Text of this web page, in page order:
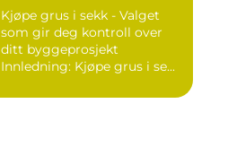
Kjøpe grus i sekk - Valget
som gir deg kontroll over
ditt byggeprosjekt
Innledning: Kjøpe grus i se...